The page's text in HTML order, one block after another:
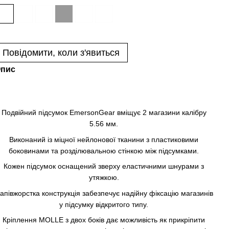
Повідомити, коли з'явиться
Подвійний підсумок EmersonGear вміщує 2 магазини калібру
5.56 мм.
Виконаний із міцної нейлонової тканини з пластиковими
боковинами та розділювальною стінкою між підсумками.
Кожен підсумок оснащений зверху еластичними шнурами з
утяжкою.
конструкція забезпечує надійну фіксацію магазинів
у підсумку відкритого типу.
Кріплення MOLLE з двох боків дає можливість як прикріпити